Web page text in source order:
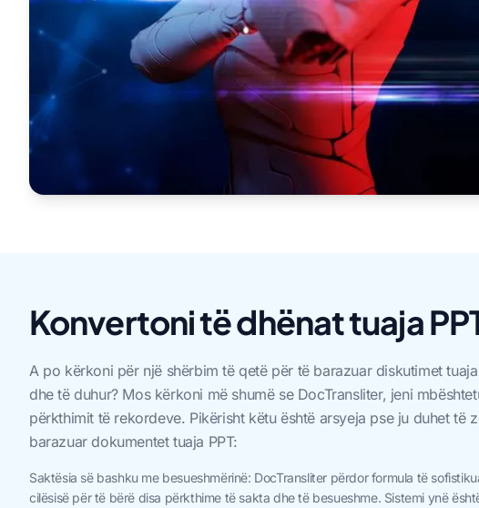
Konvertoni të dhënat tuaja
A po kërkoni për një shërbim të qetë për të barazuar diskutimet
dhe të duhur? Mos kërkoni më shumë se DocTransliter, jeni
përkthimit të rekordeve. Pikërisht këtu është arsyeja pse ju duhet të
barazuar dokumentet tuaja PPT:
Saktësia së bashku me besueshmërinë: DocTransliter përdor formula të
cilësisë për të bërë disa përkthime të sakta dhe të besueshme. Sistemi ynë